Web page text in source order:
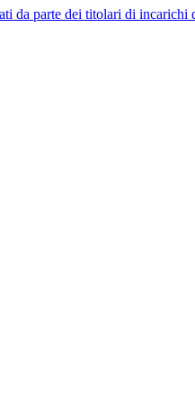
da parte dei titolari di incarichi